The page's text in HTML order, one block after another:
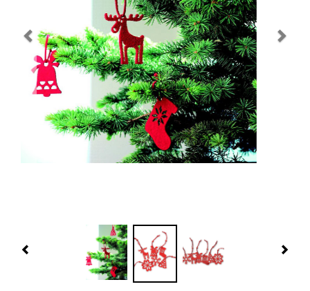
Navidad 🎄 Invierno
Tecnología
Más Regalos
Fabricación